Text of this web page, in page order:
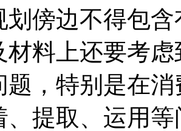
划傍边不得包
材料上还要考
题，特别是在
、提取、运用